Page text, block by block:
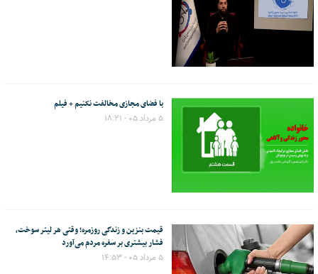
با فضای مجازی مخالفت نکنیم + فیلم
۵ مرداد ۰۵ - ۱۸:۲۱
قیمت بنزین و زندگی روزمره؛ وقتی هر لیتر سوخت،
فشار بیشتری بر سفره مردم می‌آورد
۵ مرداد ۰۵ - ۱۴:۵۳